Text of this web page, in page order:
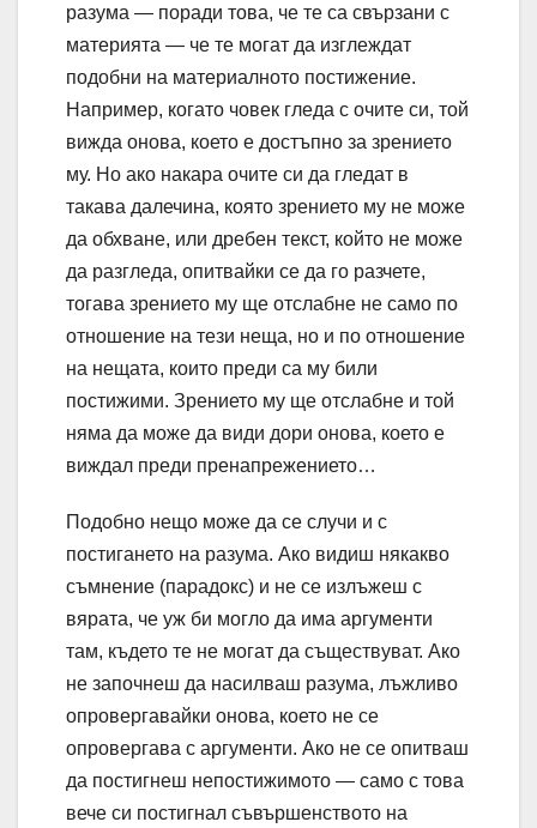
разума — поради това, че те са свързани с
материята — че те могат да изглеждат
подобни на материалното постижение.
Например, когато човек гледа с очите си, той
вижда онова, което е достъпно за зрението
му. Но ако накара очите си да гледат в
такава далечина, която зрението му не може
да обхване, или дребен текст, който не може
да разгледа, опитвайки се да го разчете,
тогава зрението му ще отслабне не само по
отношение на тези неща, но и по отношение
на нещата, които преди са му били
постижими. Зрението му ще отслабне и той
няма да може да види дори онова, което е
виждал преди пренапрежението…
Подобно нещо може да се случи и с
постигането на разума. Ако видиш някакво
съмнение (парадокс) и не се излъжеш с
вярата, че уж би могло да има аргументи
там, където те не могат да съществуват. Ако
не започнеш да насилваш разума, лъжливо
опровергавайки онова, което не се
опровергава с аргументи. Ако не се опитваш
да постигнеш непостижимото — само с това
вече си постигнал съвършенството на